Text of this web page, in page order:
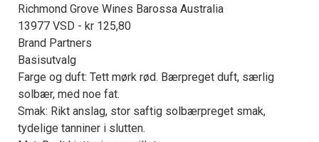
Richmond Grove Wines Barossa Australia
13977 VSD - kr 125,80
Brand Partners
Basisutvalg
Farge og duft: Tett mørk rød. Bærpreget duft, særlig
solbær, med noe fat.
Smak: Rikt anslag, stor saftig solbærpreget smak,
tydelige tanniner i slutten.